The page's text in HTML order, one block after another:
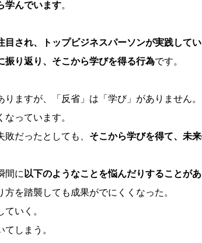
学んでいます。
目され、トップビジネスパーソンが実践してい
振り返り、そこから学びを得る行為です。
ますが、「反省」は「学び」がありません。
っています。
だったとしても、 そこから学びを得て、未
間に 以下のようなことを悩んだりすることが
を踏襲しても成果がでにくくなった。
いく。
しまう。